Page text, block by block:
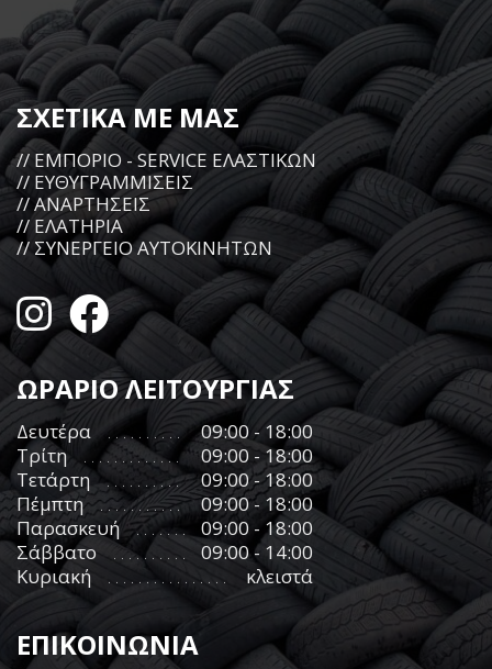
ΣΧΕΤΙΚΑ ΜΕ ΜΑΣ
// ΕΜΠΟΡΙΟ - SERVICE ΕΛΑΣΤΙΚΩΝ
// ΕΥΘΥΓΡΑΜΜΙΣΕΙΣ
// ΑΝΑΡΤΗΣΕΙΣ
// ΕΛΑΤΗΡΙΑ
// ΣΥΝΕΡΓΕΙΟ ΑΥΤΟΚΙΝΗΤΩΝ
ΩΡΑΡΙΟ ΛΕΙΤΟΥΡΓΙΑΣ
Δευτέρα
09:00 - 18:00
Τρίτη
09:00 - 18:00
Τετάρτη
09:00 - 18:00
Πέμπτη
09:00 - 18:00
Παρασκευή
09:00 - 18:00
Σάββατο
09:00 - 14:00
Κυριακή
κλειστά
ΕΠΙΚΟΙΝΩΝΙΑ